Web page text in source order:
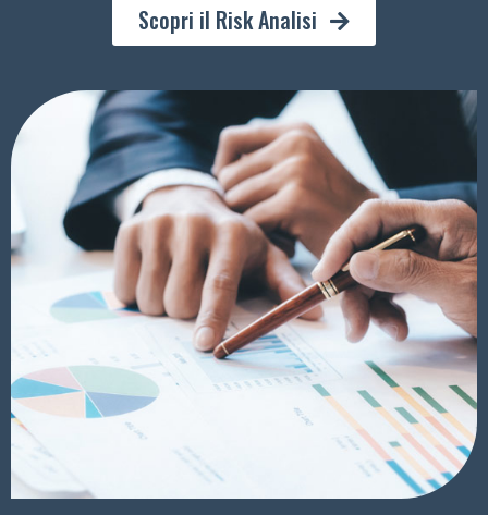
Scopri il Risk Analisi